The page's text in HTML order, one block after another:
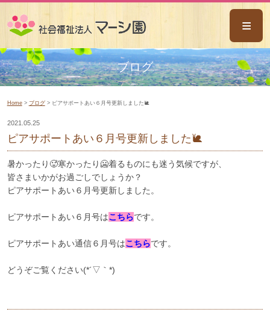
ごあいさつ
事業概要
なんと共同作業所
マーシ園木の香
ピアサポートあい
相談支援センターあい
ミライサポートあい
ホーム風の谷
事業報告
ブログ
Home> ブログ> ピアサポートあい６月号更新しました🐌
2021.05.25
ピアサポートあい６月号更新しました🐌
暑かったり🥵寒かったり🥶着るものにも迷う気候ですが、
皆さまいかがお過ごしでしょうか？
ピアサポートあい６月号更新しました。
ピアサポートあい６月号はこちらです。
ピアサポートあい通信６月号はこちらです。
どうぞご覧ください(*´▽｀*)